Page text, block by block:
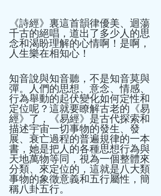
《詩經》裏這首韻律優美、迴蕩
千古的絕唱，道出了多少人的思
念和渴盼理解的心情啊！是啊，
人生樂在相知心！
知音說與知音聽，不是知音莫與
彈。人們的思想、意念、情感、
行為舉動的起伏變化如何定性和
定位呢？這就要瞭解古老的《易
經》了，《易經》是古代探索和
描述宇宙一切事物的發生、發
展、衰亡過程的普遍規律的一本
書，她是把人的各種思想行為與
天地萬物等同，視為一個整體來
分類、來定位的，這就是八大類
事物的象徵意義和五行屬性，簡
稱八卦五行。